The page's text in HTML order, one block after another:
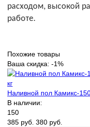
расходом, высокой
работе.
Похожие товары
Ваша скидка: -1%
Наливной пол Камикс-
В наличии:
150
385 руб. 380 руб.